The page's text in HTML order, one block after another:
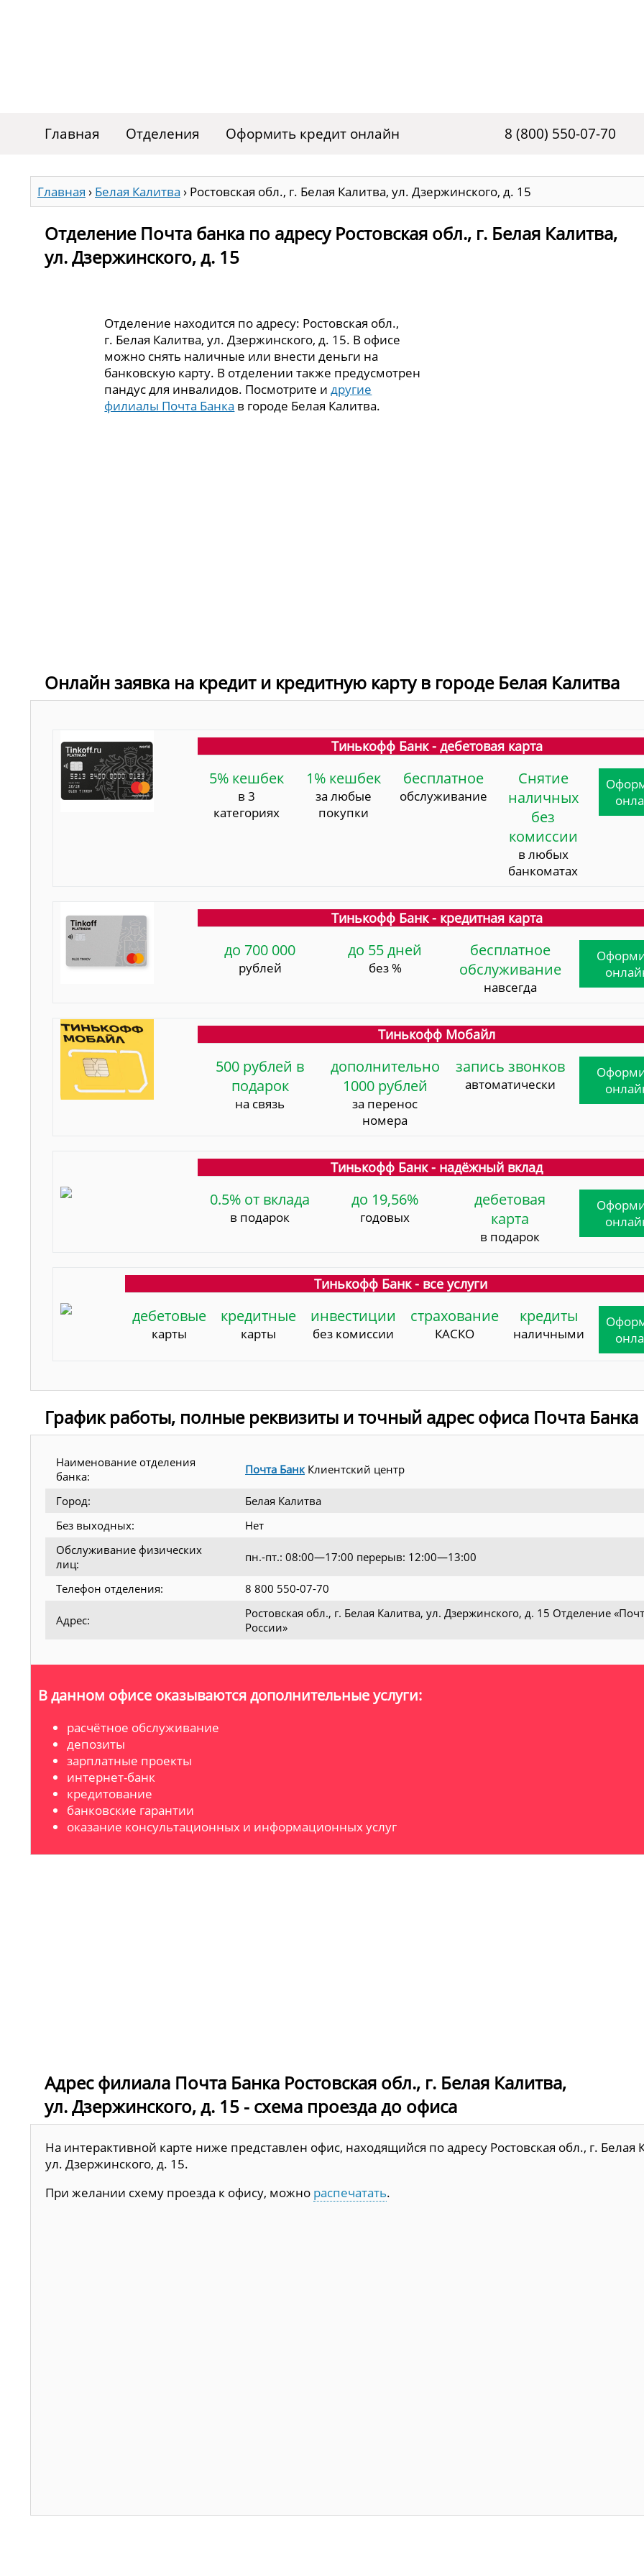
Главная Отделения Оформить кредит онлайн 8 (800) 550-07-70
Главная › Белая Калитва › Ростовская обл., г. Белая Калитва, ул. Дзержинского, д. 15
Отделение Почта банка по адресу Ростовская обл., г. Белая Калитва,
ул. Дзержинского, д. 15
Отделение находится по адресу: Ростовская обл.,
г. Белая Калитва, ул. Дзержинского, д. 15. В офисе
можно снять наличные или внести деньги на
банковскую карту. В отделении также предусмотрен
пандус для инвалидов. Посмотрите идругие
филиалы Почта Банка в городе Белая Калитва.
Онлайн заявка на кредит и кредитную карту в городе Белая Калитва
Тинькофф Банк - дебетовая карта
5% кешбек
в 3
категориях
1% кешбек
за любые
покупки
бесплатное
обслуживание
Снятие
наличных
без
комиссии
в любых
банкоматах
Тинькофф Банк - кредитная карта
до 700 000
рублей
до 55 дней
без %
бесплатное
обслуживание
навсегда
Тинькофф Мобайл
500 рублей в
подарок
на связь
дополнительно
1000 рублей
за перенос
номера
запись звонков
автоматически
Тинькофф Банк - надёжный вклад
0.5% от вклада
в подарок
до 19,56%
годовых
дебетовая
карта
в подарок
Тинькофф Банк - все услуги
дебетовые
карты
кредитные
карты
инвестиции
без комиссии
страхование
КАСКО
кредиты
наличными
График работы, полные реквизиты и точный адрес офиса Почта Банка
Наименование отделения
банка:
Почта Банк Клиентский центр
Город:
Белая Калитва
Без выходных:
Нет
Обслуживание физических
лиц:
пн.-пт.: 08:00—17:00 перерыв: 12:00—13:00
Телефон отделения: 8 800 550-07-70
Адрес:
Ростовская обл., г. Белая Калитва, ул. Дзержинского, д. 15 Отделение
России»
В данном офисе оказываются дополнительные услуги:
расчётное обслуживание
депозиты
зарплатные проекты
интернет-банк
кредитование
банковские гарантии
оказание консультационных и информационных услуг
Адрес филиала Почта Банка Ростовская обл., г. Белая Калитва,
ул. Дзержинского, д. 15 - схема проезда до офиса
На интерактивной карте ниже представлен офис, находящийся по адресу Ростовская обл., г. Белая
ул. Дзержинского, д. 15.
При желании схему проезда к офису, можно распечатать.